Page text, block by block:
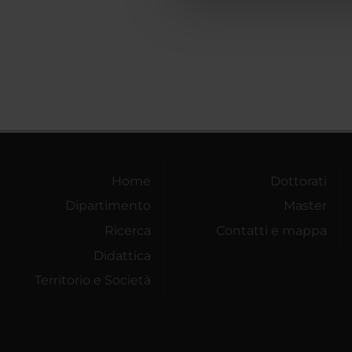
Home
Dipartimento
Ricerca
Didattica
Territorio e Società
Dottorati
Master
Contatti e mappa